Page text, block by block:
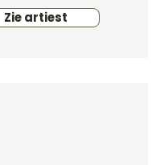
Zie artiest